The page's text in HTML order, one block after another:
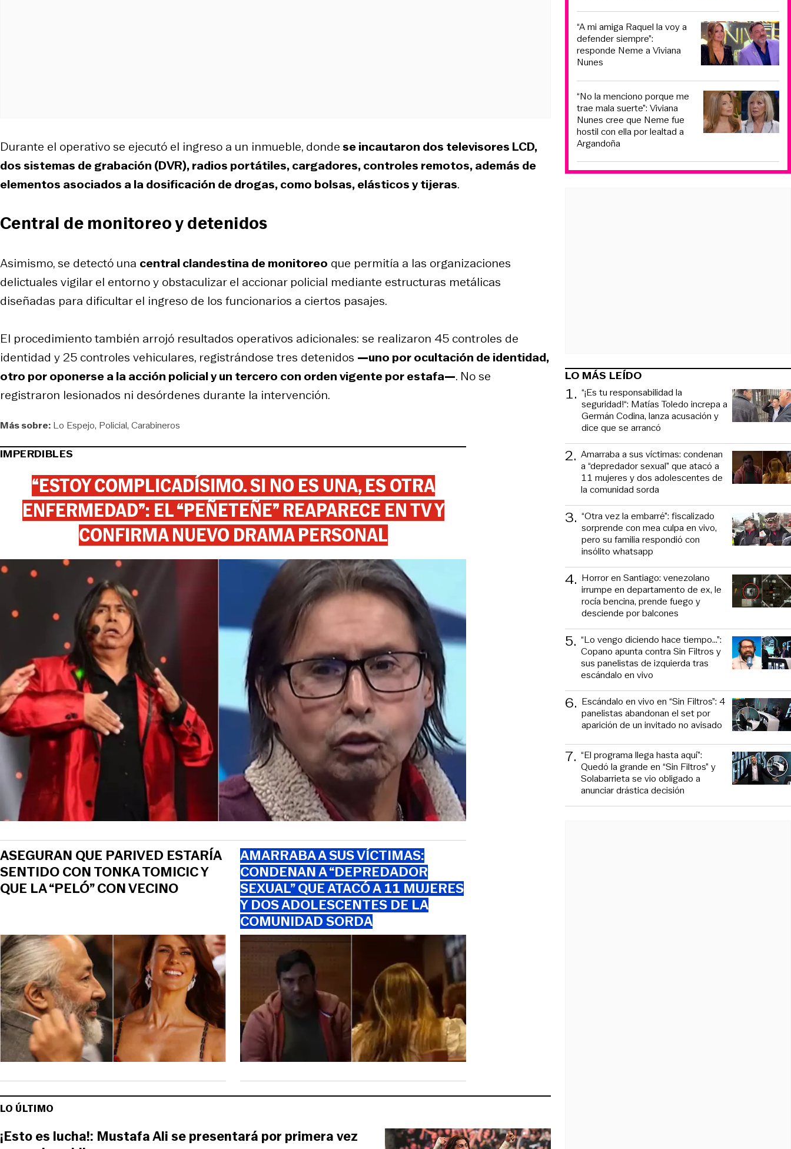
Durante el operativo se ejecutó el ingreso a un inmueble, dondese incautaron dos televisores LCD,
dos sistemas de grabación (DVR), radios portátiles, cargadores, controles remotos, además de
elementos asociados a la dosificación de drogas, como bolsas, elásticos y tijeras.
Central de monitoreo y detenidos
Asimismo, se detectó una central clandestina de monitoreo que permitía a las organizaciones
delictuales vigilar el entorno y obstaculizar el accionar policial mediante estructuras metálicas
diseñadas para dificultar el ingreso de los funcionarios a ciertos pasajes.
El procedimiento también arrojó resultados operativos adicionales: se realizaron 45 controles de
identidad y 25 controles vehiculares, registrándose tres detenidos —uno por ocultación de identidad,
otro por oponerse a la acción policial y un tercero con orden vigente por estafa—. No se
registraron lesionados ni desórdenes durante la intervención.
Más sobre: Lo Espejo Policial Carabineros
IMPERDIBLES
“ESTOY COMPLICADÍSIMO. SI NO ES UNA, ES OTRA
ENFERMEDAD”: EL “PEÑETEÑE” REAPARECE EN TV Y
CONFIRMA NUEVO DRAMA PERSONAL
ASEGURAN QUE PARIVED ESTARÍA
SENTIDO CON TONKA TOMICIC Y
QUE LA “PELÓ” CON VECINO
AMARRABA A SUS VÍCTIMAS:
CONDENAN A “DEPREDADOR
SEXUAL” QUE ATACÓ A 11 MUJERES
Y DOS ADOLESCENTES DE LA
COMUNIDAD SORDA
LO ÚLTIMO
¡Esto es lucha!: Mustafa Ali se presentará por primera vez
“A mi amiga Raquel la voy a
defender siempre”:
responde Neme a Viviana
Nunes
“No la menciono porque me
trae mala suerte”: Viviana
Nunes cree que Neme fue
hostil con ella por lealtad a
Argandoña
LO MÁS LEÍDO
1. “¡Es tu responsabilidad la
seguridad!“: Matías Toledo increpa a
Germán Codina, lanza acusación y
dice que se arrancó
2. Amarraba a sus víctimas: condenan
a “depredador sexual” que atacó a
11 mujeres y dos adolescentes de
la comunidad sorda
3. “Otra vez la embarré”: fiscalizado
sorprende con mea culpa en vivo,
pero su familia respondió con
insólito whatsapp
4. Horror en Santiago: venezolano
irrumpe en departamento de ex, le
rocía bencina, prende fuego y
desciende por balcones
5. “Lo vengo diciendo hace tiempo...”:
Copano apunta contra Sin Filtros y
sus panelistas de izquierda tras
escándalo en vivo
6. Escándalo en vivo en “Sin Filtros”: 4
panelistas abandonan el set por
aparición de un invitado no avisado
7. “El programa llega hasta aquí”:
Quedó la grande en “Sin Filtros” y
Solabarrieta se vio obligado a
anunciar drástica decisión